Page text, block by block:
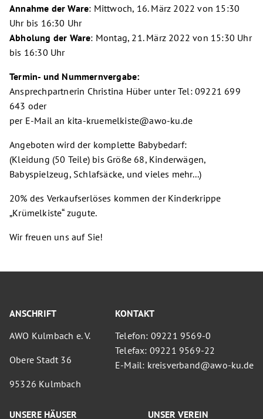
Annahme der Ware: Mittwoch, 16. März 2022 von 15:30
Uhr bis 16:30 Uhr
Abholung der Ware: Montag, 21. März 2022 von 15:30 Uhr
bis 16:30 Uhr
Termin- und Nummernvergabe:
Ansprechpartnerin Christina Hüber unter Tel: 09221 699
643 oder
per E-Mail an kita-kruemelkiste@awo-ku.de
Angeboten wird der komplette Babybedarf:
(Kleidung (50 Teile) bis Größe 68, Kinderwägen,
Babyspielzeug, Schlafsäcke, und vieles mehr...)
20% des Verkaufserlöses kommen der Kinderkrippe
„Krümelkiste“ zugute.
Wir freuen uns auf Sie!
ANSCHRIFT
AWO Kulmbach e. V.
Obere Stadt 36
95326 Kulmbach
KONTAKT
Telefon: 09221 9569-0
Telefax: 09221 9569-22
E-Mail: kreisverband@awo-ku.de
UNSERE HÄUSER UNSER VEREIN